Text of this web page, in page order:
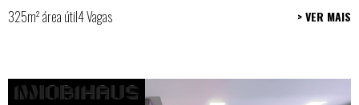
325m² área útil4 Vagas > VER MAIS